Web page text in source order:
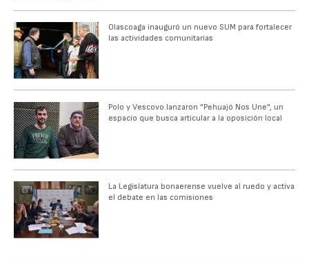
Olascoaga inauguró un nuevo SUM para fortalecer
las actividades comunitarias
Polo y Vescovo lanzaron "Pehuajó Nos Une", un
espacio que busca articular a la oposición local
La Legislatura bonaerense vuelve al ruedo y activa
el debate en las comisiones